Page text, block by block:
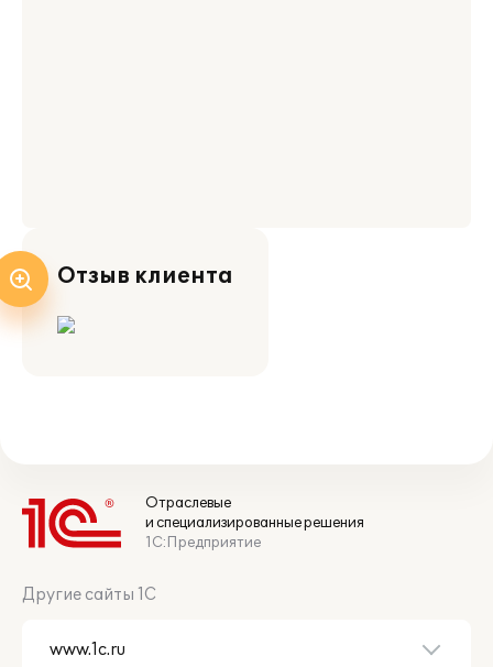
Отзыв клиента
Отраслевые
и специализированные решения
1С:Предприятие
Другие сайты 1С